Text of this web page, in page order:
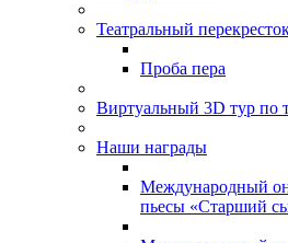
Театральный
Проба пера
Виртуальный 3D тур по
Наши награды
Международный
пьесы «Старший